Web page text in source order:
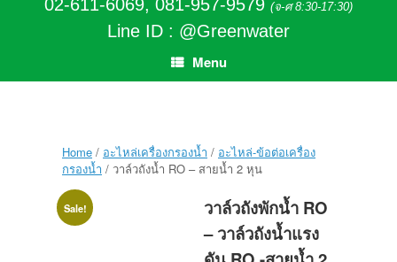
02-611-6069, 081-957-9579 (จ-ศ 8:30-17:30)
Line ID : @Greenwater
Menu
Home / อะไหล่เครื่องกรองน้ำ / อะไหล่-ข้อต่อเครื่อง
กรองน้ำ / วาล์วถังน้ำ RO – สายน้ำ 2 หุน
Sale!
วาล์วถังพักน้ำ RO
– วาล์วถังน้ำแรง